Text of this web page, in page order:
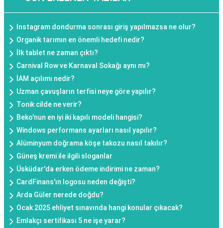
Instagram dondurma sonrası giriş yapılmazsa ne olur?
Organik tarımın en önemli hedefi nedir?
İlk tablet ne zaman çıktı?
Carnival Row ve Karnaval Sokağı aynı mı?
İAM açılımı nedir?
Uzman çavuşların terfisi neye göre yapılır?
Tonik cilde ne verir?
Beko'nun en iyi iki kapılı modeli hangisi?
Windows performans ayarları nasıl yapılır?
Alüminyum doğrama köşe takozu nasıl takılır?
Güneş kremi ile ilgili sloganlar
Üsküdar'da erken ödeme indirimi ne zaman?
CardFinans'ın logosu neden değişti?
Arda Güler nerede doğdu?
Ocak 2025 ehliyet sınavında hangi konular çıkacak?
Emlakçı sertifikası 5 ne işe yarar?